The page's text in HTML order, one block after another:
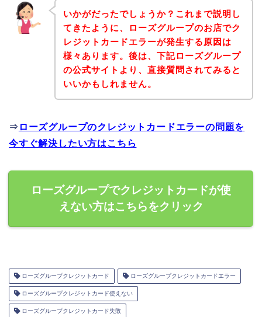
いかがだったでしょうか？これまで説明し
てきたように、ローズグループのお店でク
レジットカードエラーが発生する原因は
様々あります。後は、下記ローズグループ
の公式サイトより、直接質問されてみると
いいかもしれません。
⇒ ローズグループのクレジットカードエラーの問題を
今すぐ解決したい方はこちら
ローズグループでクレジットカードが使
えない方はこちらをクリック
ローズグループクレジットカード ローズグループクレジットカードエラー
ローズグループクレジットカード使えない
ローズグループクレジットカード失敗